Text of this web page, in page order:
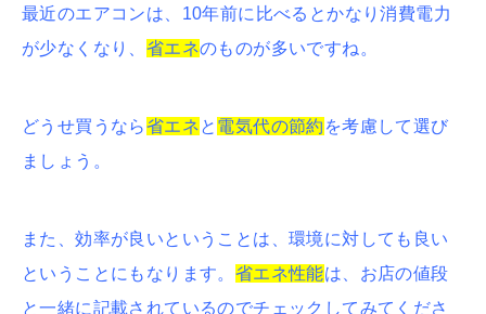
最近のエアコンは、10年前に比べるとかなり消費電力
が少なくなり、 省エネのものが多いですね。
どうせ買うなら省エネと 電気代の節約 を考慮して選び
ましょう。
また、効率が良いということは、環境に対しても良い
ということにもなります。 省エネ性能は、お店の値段
と一緒に記載されているのでチェックしてみてくださ